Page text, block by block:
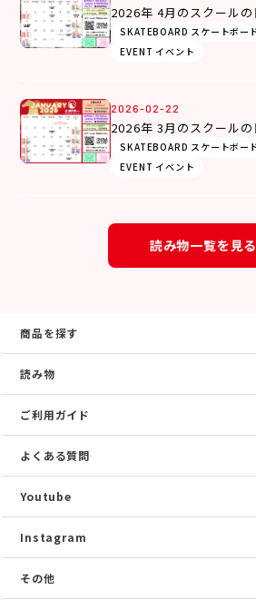
2026年 4月のスクール
SKATEBOARD スケートボー
EVENT イベント
2026-02-22
2026年 3月のスクール
SKATEBOARD スケートボー
EVENT イベント
読み物一覧を見る
商品を探す
読み物
ご利用ガイド
よくある質問
Youtube
Instagram
その他